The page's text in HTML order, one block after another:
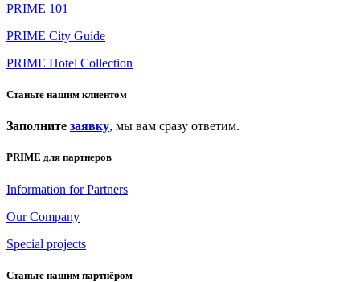
PRIME 101
PRIME City Guide
PRIME Hotel Collection
Станьте нашим клиентом
Заполните заявку, мы вам сразу ответим.
PRIME для партнеров
Information for Partners
Our Company
Special projects
Станьте нашим партнёром